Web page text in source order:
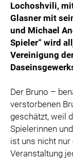
Lochoshvili,
Glasner mit
und Michael
Spieler“ wird
Vereinigung
Der Bruno –
verstorbenen
geschätzt, weil
Spielerinnen
ist uns nicht nur
Veranstaltung